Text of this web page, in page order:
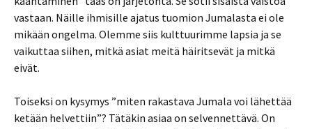
vastaan. Näille ihmisille ajatus tuomion Jumalasta ei ole
mikään ongelma. Olemme siis kulttuurimme lapsia ja se
vaikuttaa siihen, mitkä asiat meitä häiritsevät ja mitkä
eivät.
Toiseksi on kysymys ”miten rakastava Jumala voi lähettää
ketään helvettiin”? Tätäkin asiaa on selvennettävä. On